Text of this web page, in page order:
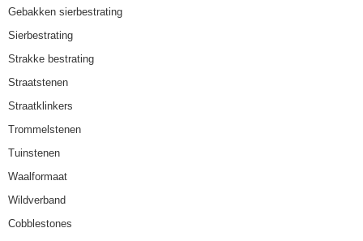
Gebakken sierbestrating
Sierbestrating
Strakke bestrating
Straatstenen
Straatklinkers
Trommelstenen
Tuinstenen
Waalformaat
Wildverband
Cobblestones